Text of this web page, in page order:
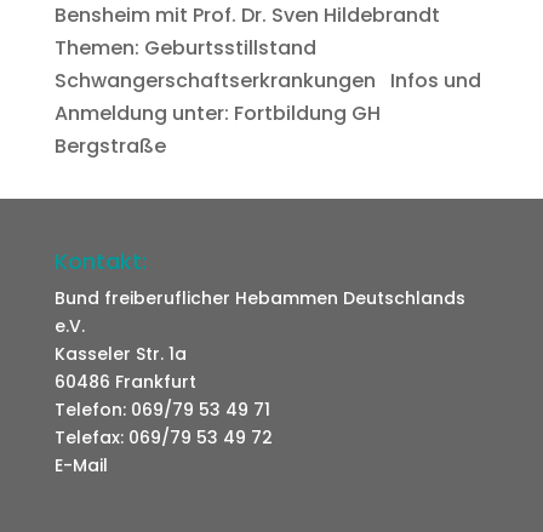
Bensheim mit Prof. Dr. Sven Hildebrandt
Themen: Geburtsstillstand
Schwangerschaftserkrankungen Infos und
Anmeldung unter: Fortbildung GH
Bergstraße
Kontakt:
Bund freiberuflicher Hebammen Deutschlands
e.V.
Kasseler Str. 1a
60486 Frankfurt
Telefon: 069/79 53 49 71
Telefax: 069/79 53 49 72
E-Mail